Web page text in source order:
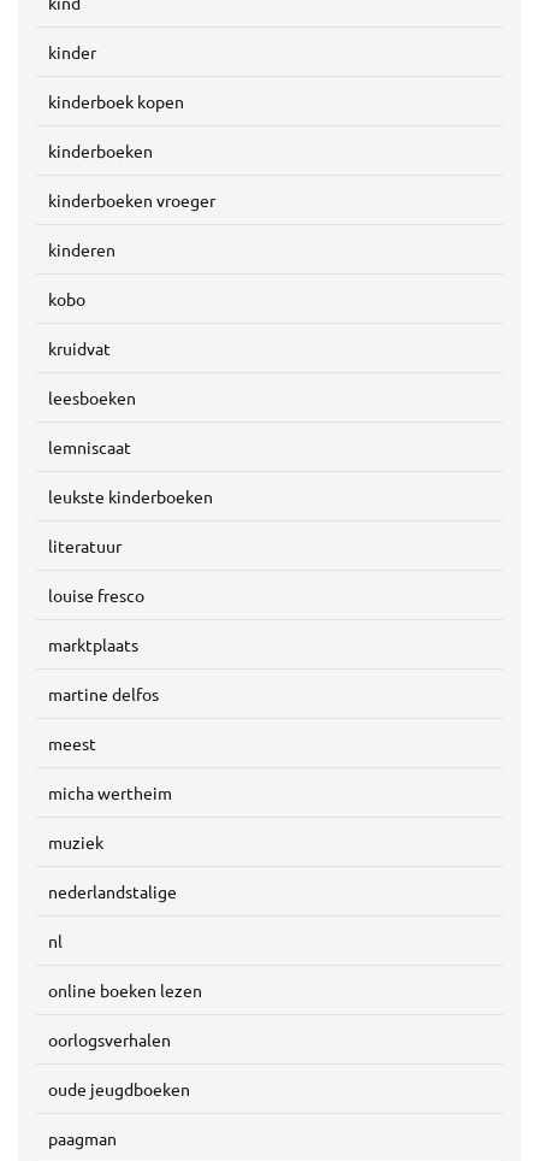
kinder
kinderboek kopen
kinderboeken
kinderboeken vroeger
kinderen
kobo
kruidvat
leesboeken
lemniscaat
leukste kinderboeken
literatuur
louise fresco
marktplaats
martine delfos
meest
micha wertheim
muziek
nederlandstalige
nl
online boeken lezen
oorlogsverhalen
oude jeugdboeken
paagman